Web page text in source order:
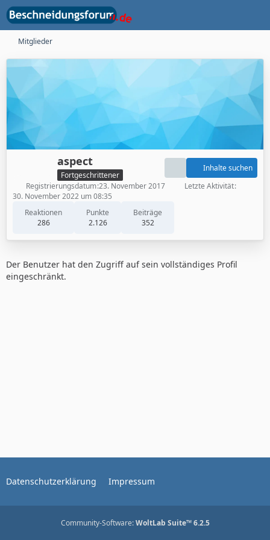
Mitglieder
aspect
Fortgeschrittener
Reaktionen
286
Punkte
2.126
Beiträge
352
Inhalte suchen
Registrierungsdatum 23. November 2017
Letzte Aktivität
30. November 2022 um 08:35
Der Benutzer hat den Zugriff auf sein vollständiges Profil
eingeschränkt.
Datenschutzerklärung Impressum
Community-Software:WoltLab Suite™ 6.2.5